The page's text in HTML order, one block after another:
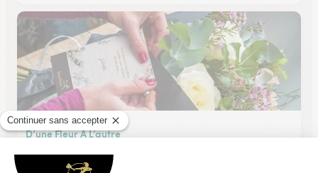
D’une Fleur A L’autre
Chambery